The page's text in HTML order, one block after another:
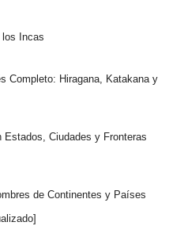
los Incas
Completo: Hiragana, Katakana y
Estados, Ciudades y Fronteras
de Continentes y Países